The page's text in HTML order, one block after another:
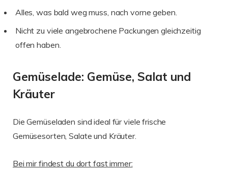
Alles, was bald weg muss, nach vorne geben.
Nicht zu viele angebrochene Packungen gleichzeitig
offen haben.
Gemüselade: Gemüse, Salat und
Kräuter
Die Gemüseladen sind ideal für viele frische
Gemüsesorten, Salate und Kräuter.
Bei mir findest du dort fast immer: